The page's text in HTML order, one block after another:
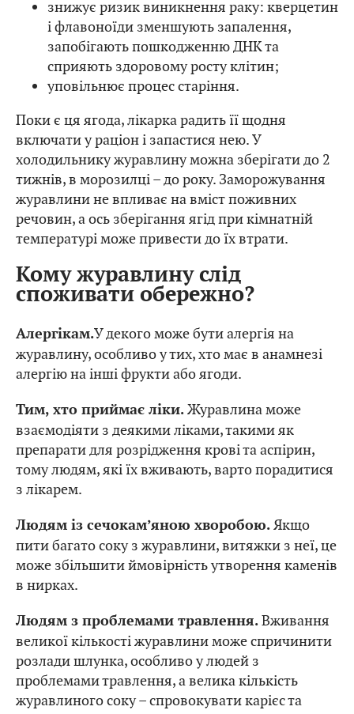
знижує ризик виникнення раку: кверцетин
і флавоноїди зменшують запалення,
запобігають пошкодженню ДНК та
сприяють здоровому росту клітин;
уповільнює процес старіння.
Поки є ця ягода, лікарка радить її щодня
включати у раціон і запастися нею. У
холодильнику журавлину можна зберігати до 2
тижнів, в морозилці – до року. Заморожування
журавлини не впливає на вміст поживних
речовин, а ось зберігання ягід при кімнатній
температурі може привести до їх втрати.
Кому журавлину слід
споживати обережно?
Алергікам.У декого може бути алергія на
журавлину, особливо у тих, хто має в анамнезі
алергію на інші фрукти або ягоди.
Тим, хто приймає ліки.Журавлина може
взаємодіяти з деякими ліками, такими як
препарати для розрідження крові та аспірин,
тому людям, які їх вживають, варто порадитися
з лікарем.
Людям із сечокам’яною хворобою.Якщо
пити багато соку з журавлини, витяжки з неї, це
може збільшити ймовірність утворення каменів
в нирках.
Людям з проблемами травлення.Вживання
великої кількості журавлини може спричинити
розлади шлунка, особливо у людей з
проблемами травлення, а велика кількість
журавлиного соку – спровокувати карієс та